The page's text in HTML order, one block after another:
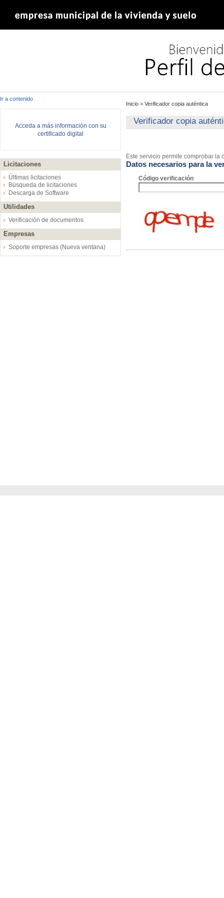
Ir a contenido
Acceda a más información con su
certificado digital
Licitaciones
Últimas licitaciones
Búsqueda de licitaciones
Descarga de Software
Utilidades
Verificación de documentos
Empresas
Soporte empresas (Nueva ventana)
Inicio > Verificador copia auténtica
Verificador copia
Este servicio permite comprobar
Datos necesarios para la
Código verificación